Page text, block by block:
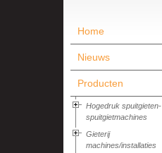
Home
Nieuws
Producten
Hogedruk spuitgieten-
spuitgietmachines
Gieterij
machines/installaties